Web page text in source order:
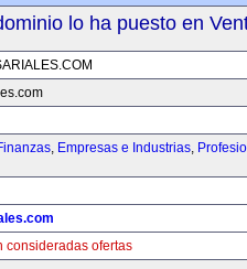
lo ha puesto en
, Empresas e Industrias,
consideradas ofertas